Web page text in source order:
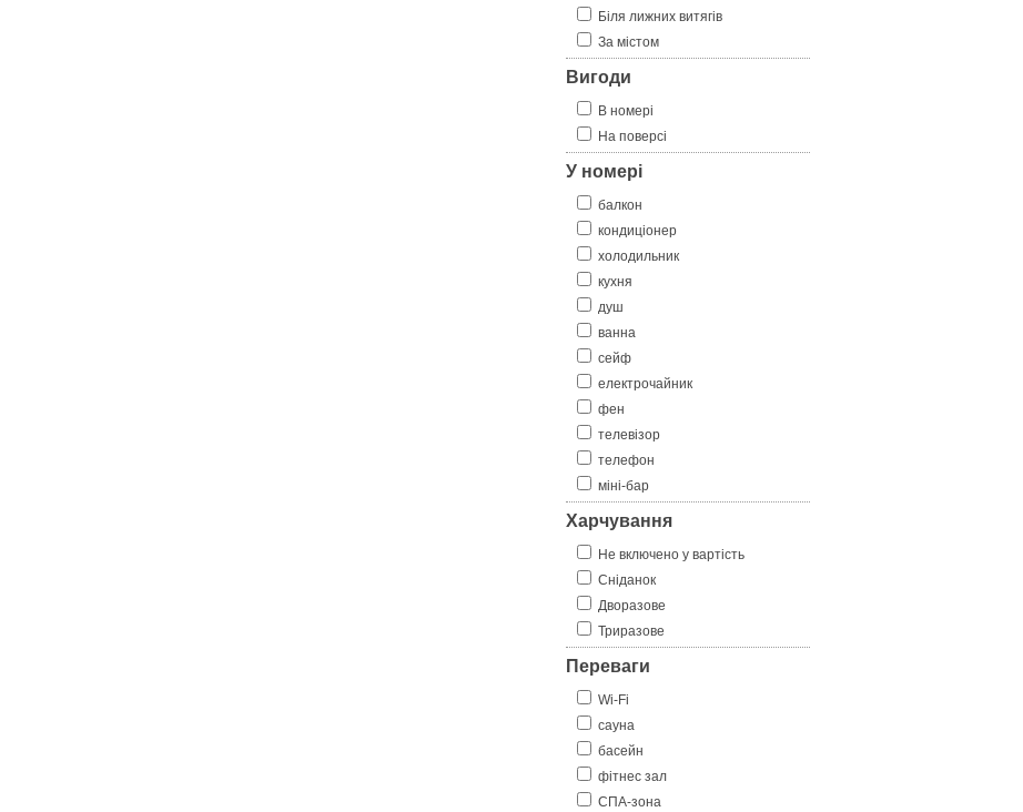
Біля лижних витягів
За містом
Вигоди
В номері
На поверсі
У номері
балкон
кондиціонер
холодильник
кухня
душ
ванна
сейф
електрочайник
фен
телевізор
телефон
міні-бар
Харчування
Не включено у вартість
Сніданок
Дворазове
Триразове
Переваги
Wi-Fi
сауна
басейн
фітнес зал
СПА-зона